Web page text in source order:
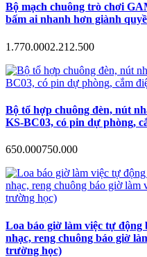
Bộ mạch chuông trò chơi
bấm ai nhanh hơn giành
1.770.0002.212.500
Bộ tổ hợp chuông đèn, nút
KS-BC03, có pin dự phòng,
650.000750.000
Loa báo giờ làm việc tự động
nhạc, reng chuông báo giờ
trường học)